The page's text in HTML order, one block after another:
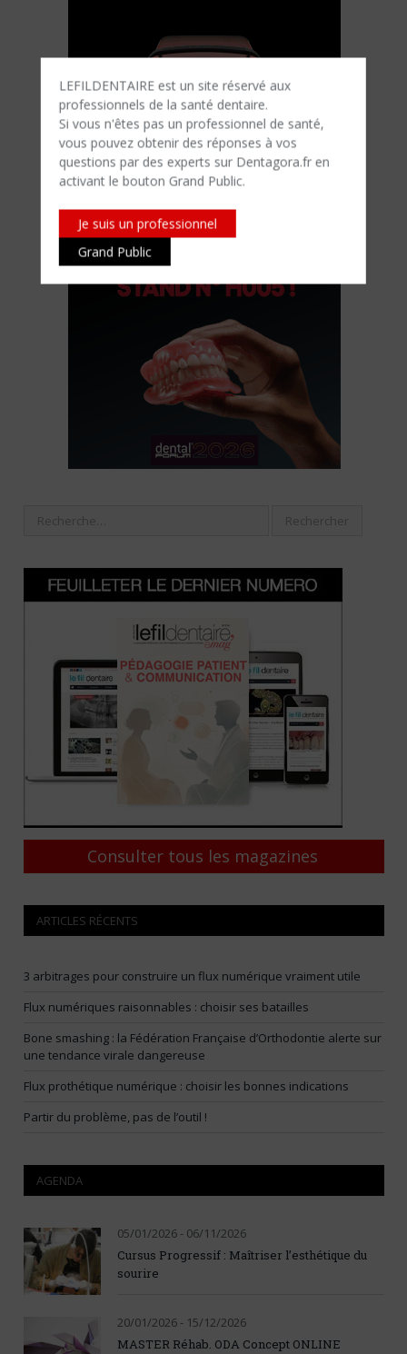
LEFILDENTAIRE est un site réservé aux
professionnels de la santé dentaire.
Si vous n'êtes​ pas un professionnel de santé,
vous pouvez obtenir des réponses à vos
questions par des experts sur Dentagora.fr en
activant le bouton Grand Public.
Je suis un professionnel
Grand Public
Consulter tous les magazines
ARTICLES RÉCENTS
3 arbitrages pour construire un flux numérique vraiment utile
Flux numériques raisonnables : choisir ses batailles
Bone smashing : la Fédération Française d’Orthodontie alerte sur
une tendance virale dangereuse
Flux prothétique numérique : choisir les bonnes indications
Partir du problème, pas de l’outil !
AGENDA
05/01/2026 - 06/11/2026
Cursus Progressif : Maîtriser l’esthétique du
sourire
20/01/2026 - 15/12/2026
MASTER Réhab. ODA Concept ONLINE